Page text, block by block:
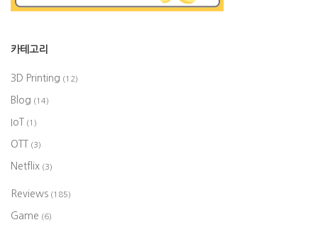
카테고리
3D Printing (12)
Blog (14)
IoT (1)
OTT (3)
Netflix (3)
Reviews (185)
Game (6)